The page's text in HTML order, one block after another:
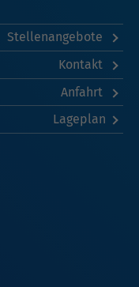
Stellenangebote
Kontakt
Anfahrt
Lageplan